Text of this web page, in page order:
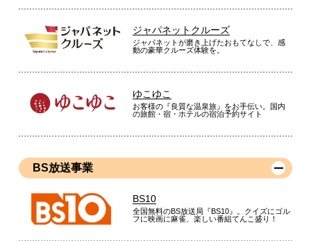
ジャパネットクルーズ
ジャパネットが磨き上げたおもてなしで、感
動の豪華クルーズ体験を。
ゆこゆこ
お客様の『良質な温泉旅』をお手伝い。国内
の旅館・宿・ホテルの宿泊予約サイト
BS放送事業
BS10
全国無料のBS放送局『BS10』。クイズにゴル
フに映画に麻雀、楽しい番組てんこ盛り！